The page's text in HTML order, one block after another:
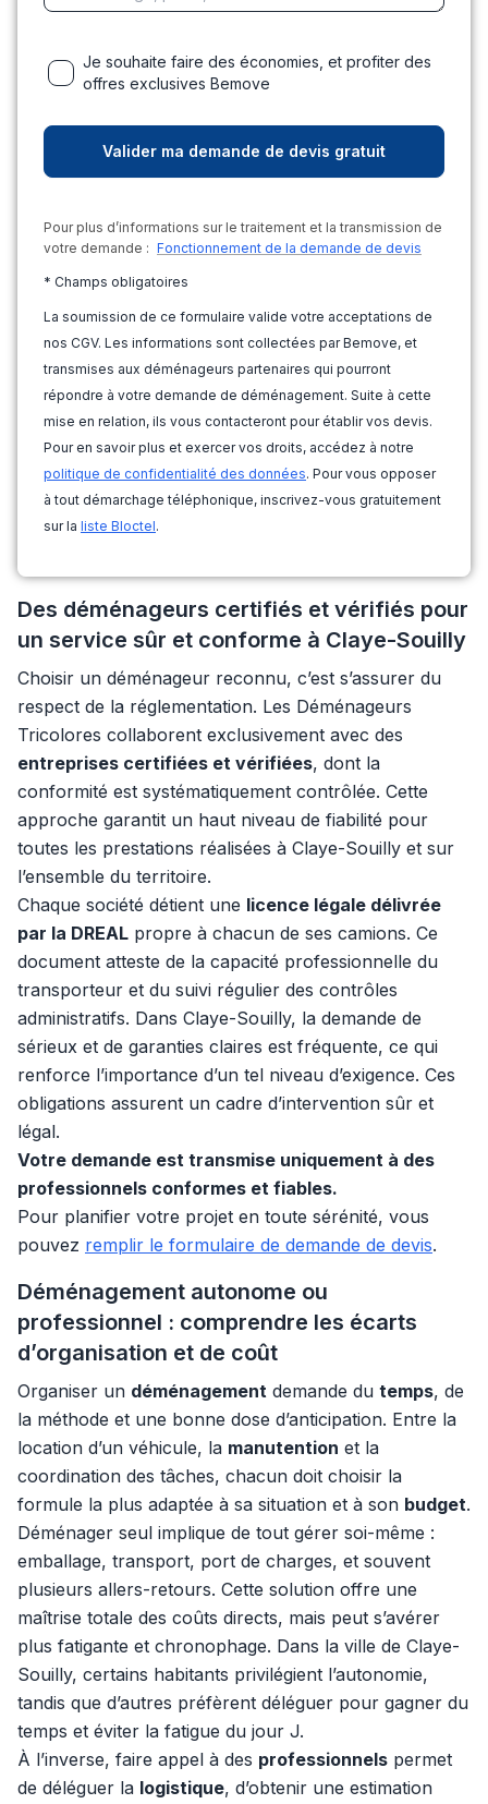
Je souhaite faire des économies, et profiter des
offres exclusives Bemove
Pour plus d’informations sur le traitement et la transmission de
votre demande : Fonctionnement de la demande de devis
* Champs obligatoires
La soumission de ce formulaire valide votre acceptations de
nos CGV. Les informations sont collectées par Bemove, et
transmises aux déménageurs partenaires qui pourront
répondre à votre demande de déménagement. Suite à cette
mise en relation, ils vous contacteront pour établir vos devis.
Pour en savoir plus et exercer vos droits, accédez à notre
politique de confidentialité des données. Pour vous opposer
à tout démarchage téléphonique, inscrivez-vous gratuitement
sur la liste Bloctel.
Des déménageurs certifiés et vérifiés pour
un service sûr et conforme à Claye-Souilly
Choisir un déménageur reconnu, c’est s’assurer du
respect de la réglementation. Les Déménageurs
Tricolores collaborent exclusivement avec des
entreprises certifiées et vérifiées, dont la
conformité est systématiquement contrôlée. Cette
approche garantit un haut niveau de fiabilité pour
toutes les prestations réalisées à Claye-Souilly et sur
l’ensemble du territoire.
Chaque société détient une licence légale délivrée
par la DREAL propre à chacun de ses camions. Ce
document atteste de la capacité professionnelle du
transporteur et du suivi régulier des contrôles
administratifs. Dans Claye-Souilly, la demande de
sérieux et de garanties claires est fréquente, ce qui
renforce l’importance d’un tel niveau d’exigence. Ces
obligations assurent un cadre d’intervention sûr et
légal.
Votre demande est transmise uniquement à des
professionnels conformes et fiables.
Pour planifier votre projet en toute sérénité, vous
pouvez remplir le formulaire de demande de devis.
Déménagement autonome ou
professionnel : comprendre les écarts
d’organisation et de coût
Organiser un déménagement demande du temps, de
la méthode et une bonne dose d’anticipation. Entre la
location d’un véhicule, la manutention et la
coordination des tâches, chacun doit choisir la
formule la plus adaptée à sa situation et à son budget.
Déménager seul implique de tout gérer soi-même :
emballage, transport, port de charges, et souvent
plusieurs allers-retours. Cette solution offre une
maîtrise totale des coûts directs, mais peut s’avérer
plus fatigante et chronophage. Dans la ville de Claye-
Souilly, certains habitants privilégient l’autonomie,
tandis que d’autres préfèrent déléguer pour gagner du
temps et éviter la fatigue du jour J.
À l’inverse, faire appel à des professionnels permet
de déléguer la logistique, d’obtenir une estimation